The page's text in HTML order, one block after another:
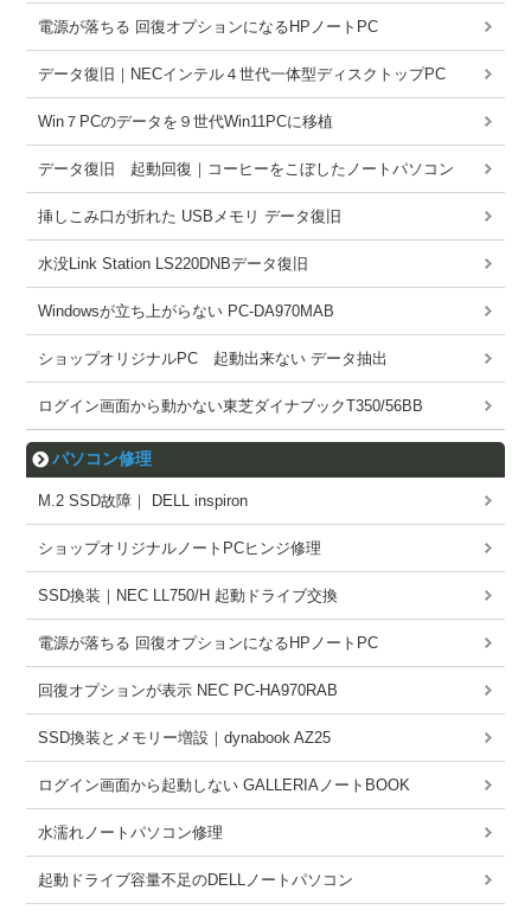
電源が落ちる 回復オプションになるHPノートPC
データ復旧｜NECインテル４世代一体型ディスクトップPC
Win７PCのデータを９世代Win11PCに移植
データ復旧 起動回復｜コーヒーをこぼしたノートパソコン
挿しこみ口が折れた USBメモリ データ復旧
水没Link Station LS220DNBデータ復旧
Windowsが立ち上がらない PC-DA970MAB
ショップオリジナルPC 起動出来ない データ抽出
ログイン画面から動かない東芝ダイナブックT350/56BB
パソコン修理
M.2 SSD故障｜ DELL inspiron
ショップオリジナルノートPCヒンジ修理
SSD換装｜NEC LL750/H 起動ドライブ交換
電源が落ちる 回復オプションになるHPノートPC
回復オプションが表示 NEC PC-HA970RAB
SSD換装とメモリー増設｜dynabook AZ25
ログイン画面から起動しない GALLERIAノートBOOK
水濡れノートパソコン修理
起動ドライブ容量不足のDELLノートパソコン